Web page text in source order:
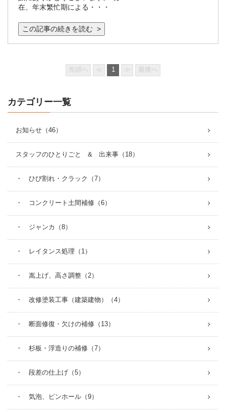
在、年末繁忙期による・・・
この記事の続きを読む >
先頭へ ≪ 1 ≫ 最後へ
カテゴリー一覧
お知らせ（46）
スタッフのひとりごと & 出来事（18）
・ ひび割れ・クラック（7）
・ コンクリート土間補修（6）
・ ジャンカ（8）
・ レイタンス処理（1）
・ 嵩上げ、高さ調整（2）
・ 改修塗装工事（建築建物）（4）
・ 断面修復・欠けの補修（13）
・ 杉板・浮造りの補修（7）
・ 段差の仕上げ（5）
・ 気泡、ピンホール（9）